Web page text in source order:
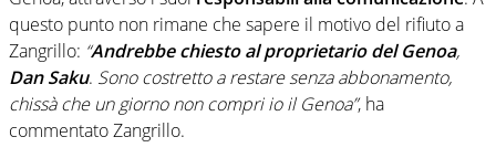
questo punto non rimane che sapere il motivo del rifiuto a
Zangrillo: “Andrebbe chiesto al proprietario del Genoa,
Dan Saku. Sono costretto a restare senza abbonamento,
chissà che un giorno non compri io il Genoa”, ha
commentato Zangrillo.